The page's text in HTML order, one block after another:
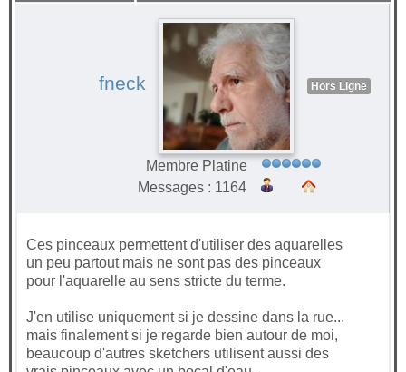
fneck Hors Ligne
Membre Platine
Messages : 1164
Ces pinceaux permettent d'utiliser des aquarelles
un peu partout mais ne sont pas des pinceaux
pour l'aquarelle au sens stricte du terme.
J'en utilise uniquement si je dessine dans la rue...
mais finalement si je regarde bien autour de moi,
beaucoup d'autres sketchers utilisent aussi des